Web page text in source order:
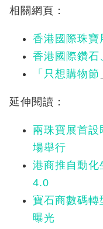
相關網頁：
香港國際珠寶
香港國際鑽石
「只想購物節
延伸閱讀：
兩珠寶展首
場舉行
港商推自動
4.0
寶石商數碼
曝光